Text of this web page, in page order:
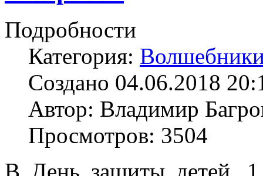
Подробности
Категория:
Создано 04.06.2018
Автор: Владимир
Просмотров: 3504